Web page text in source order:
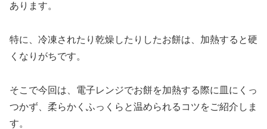
あります。
特に、冷凍されたり乾燥したりしたお餅は、加熱すると硬
くなりがちです。
そこで今回は、電子レンジでお餅を加熱する際に皿にくっ
つかず、柔らかくふっくらと温められるコツをご紹介しま
す。